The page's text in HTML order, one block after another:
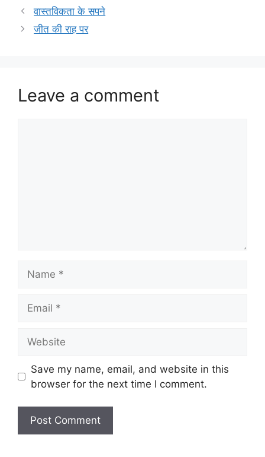
वास्तविकता के सपने
जीत की राह पर
Leave a comment
Save my name, email, and website in this
browser for the next time I comment.